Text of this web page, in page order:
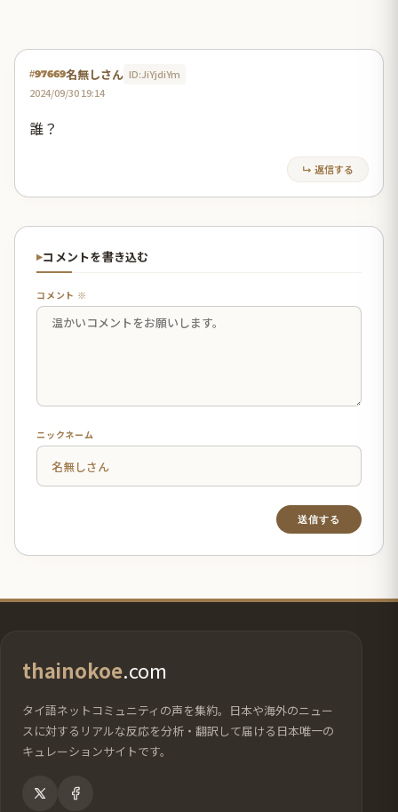
#97669名無しさん ID:JiYjdiYm
2024/09/30 19:14
誰？
↳ 返信する
コメントを書き込む
コメント ※
ニックネーム
thainokoe.com
タイ語ネットコミュニティの声を集約。日本や海外のニュー
スに対するリアルな反応を分析・翻訳して届ける日本唯一の
キュレーションサイトです。